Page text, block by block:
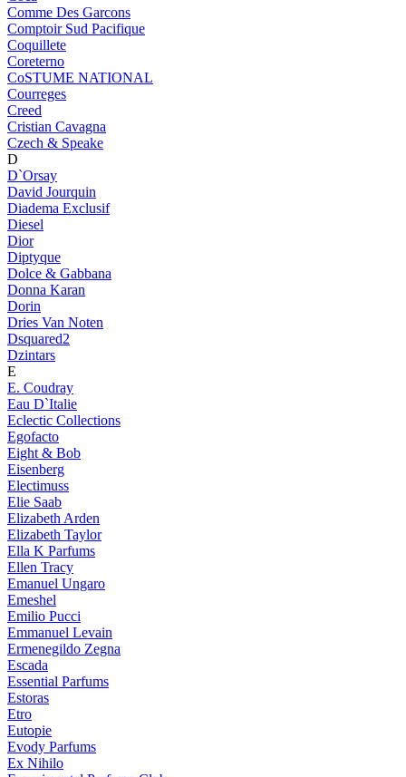
Comme Des Garcons
Comptoir Sud Pacifique
Coquillete
Coreterno
CoSTUME NATIONAL
Courreges
Creed
Cristian Cavagna
Czech & Speake
D
D`Orsay
David Jourquin
Diadema Exclusif
Diesel
Dior
Diptyque
Dolce & Gabbana
Donna Karan
Dorin
Dries Van Noten
Dsquared2
Dzintars
E
E. Coudray
Eau D`Italie
Eclectic Collections
Egofacto
Eight & Bob
Eisenberg
Electimuss
Elie Saab
Elizabeth Arden
Elizabeth Taylor
Ella K Parfums
Ellen Tracy
Emanuel Ungaro
Emeshel
Emilio Pucci
Emmanuel Levain
Ermenegildo Zegna
Escada
Essential Parfums
Estoras
Etro
Eutopie
Evody Parfums
Ex Nihilo